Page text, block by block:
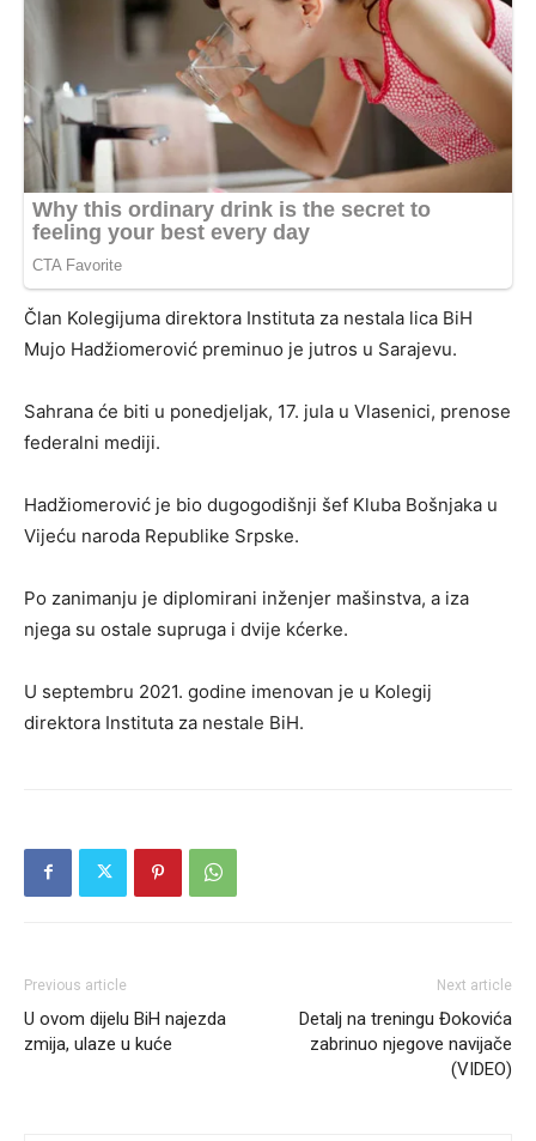
Član Kolegijuma direktora Instituta za nestala lica BiH
Mujo Hadžiomerović preminuo je jutros u Sarajevu.
Sahrana će biti u ponedjeljak, 17. jula u Vlasenici, prenose
federalni mediji.
Hadžiomerović je bio dugogodišnji šef Kluba Bošnjaka u
Vijeću naroda Republike Srpske.
Po zanimanju je diplomirani inženjer mašinstva, a iza
njega su ostale supruga i dvije kćerke.
U septembru 2021. godine imenovan je u Kolegij
direktora Instituta za nestale BiH.
Previous article
U ovom dijelu BiH najezda
zmija, ulaze u kuće
Next article
Detalj na treningu Đokovića
zabrinuo njegove navijače
(VIDEO)